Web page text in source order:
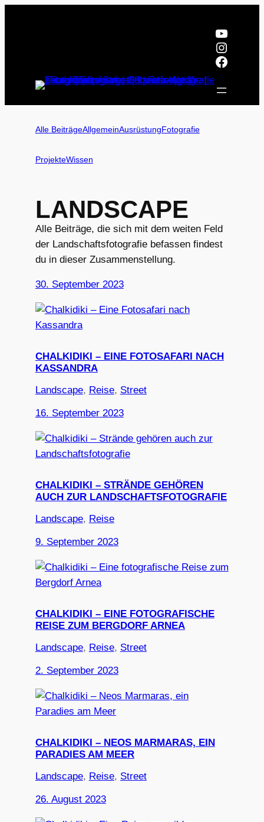
Alle BeiträgeAllgemeinAusrüstungFotografie
ProjekteWissen
LANDSCAPE
Alle Beiträge, die sich mit dem weiten Feld
der Landschaftsfotografie befassen findest
du in dieser Zusammenstellung.
30. September 2023
CHALKIDIKI – EINE FOTOSAFARI NACH
KASSANDRA
Landscape, Reise, Street
16. September 2023
CHALKIDIKI – STRÄNDE GEHÖREN
AUCH ZUR LANDSCHAFTSFOTOGRAFIE
Landscape, Reise
9. September 2023
CHALKIDIKI – EINE FOTOGRAFISCHE
REISE ZUM BERGDORF ARNEA
Landscape, Reise, Street
2. September 2023
CHALKIDIKI – NEOS MARMARAS, EIN
PARADIES AM MEER
Landscape, Reise, Street
26. August 2023